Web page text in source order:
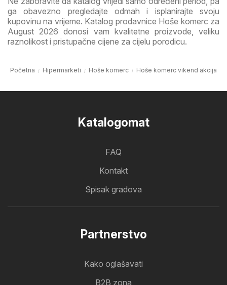
ga obavezno pregledajte odmah i isplanirajte svoju
kupovinu na vrijeme. Katalog prodavnice Hoše komerc za
August 2026 donosi vam kvalitetne proizvode, veliku
raznolikost i pristupačne cijene za cijelu porodicu.
Početna Hipermarketi Hoše komerc Hoše komerc vikend akcija
Katalogomat
FAQ
Kontakt
Spisak gradova
Partnerstvo
Kako oglašavati
B2B zona